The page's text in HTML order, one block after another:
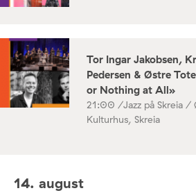
Tor Ingar Jakobsen,
Pedersen & Østre
or Nothing at All»
21:00 /Jazz på Skreia
Kulturhus, Skreia
14. august